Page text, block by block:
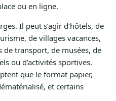
ou en ligne.
Il peut s’agir d’hôtels, de
de villages vacances,
de transport, de musées, de
ou d’activités sportives.
que le format papier,
et certains